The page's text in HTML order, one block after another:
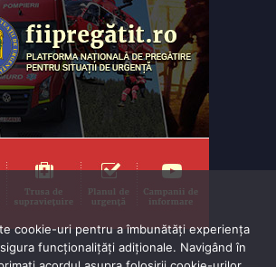
cookie-uri pentru a îmbunătăți experiența
funcționalițăți adiționale. Navigând în